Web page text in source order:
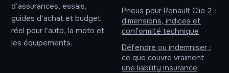
d'assurances, essais,
guides d'achat et budget
réel pour l'auto, la moto et
les équipements.
Pneus pour Renault Clio 2 :
dimensions, indices et
conformité technique
Défendre ou indemniser :
ce que couvre vraiment
une liability insurance